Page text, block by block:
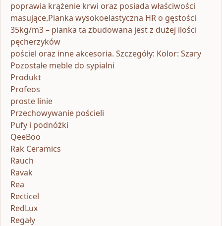
poprawia krążenie krwi oraz posiada właściwości
masujące.Pianka wysokoelastyczna HR o gęstości
35kg/m3 – pianka ta zbudowana jest z dużej ilości
pęcherzyków
pościel oraz inne akcesoria. Szczegóły: Kolor: Szary
Pozostałe meble do sypialni
Produkt
Profeos
proste linie
Przechowywanie pościeli
Pufy i podnóżki
QeeBoo
Rak Ceramics
Rauch
Ravak
Rea
Recticel
RedLux
Regały